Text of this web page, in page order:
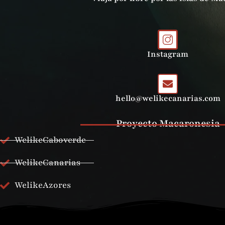
Instagram
hello@welikecanarias.com
Proyecto Macaronesia
WelikeCaboverde
WelikeCanarias
WelikeAzores